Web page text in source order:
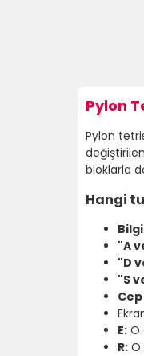
Pylon
Pylon
bloklarla
Hangi
"A
"D
"S
E: O
R: O